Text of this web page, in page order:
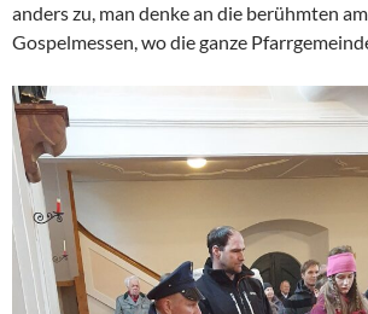
anders zu, man denke an die berühmten
Gospelmessen, wo die ganze